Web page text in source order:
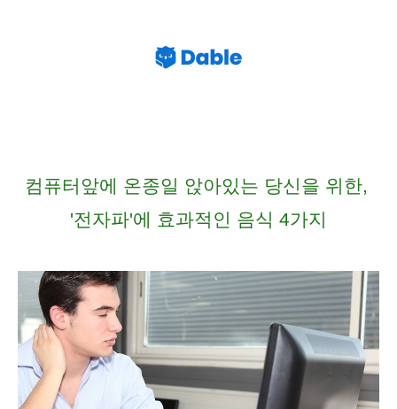
컴퓨터앞에 온종일 앉아있는 당신을 위한,
'전자파'에 효과적인 음식 4가지